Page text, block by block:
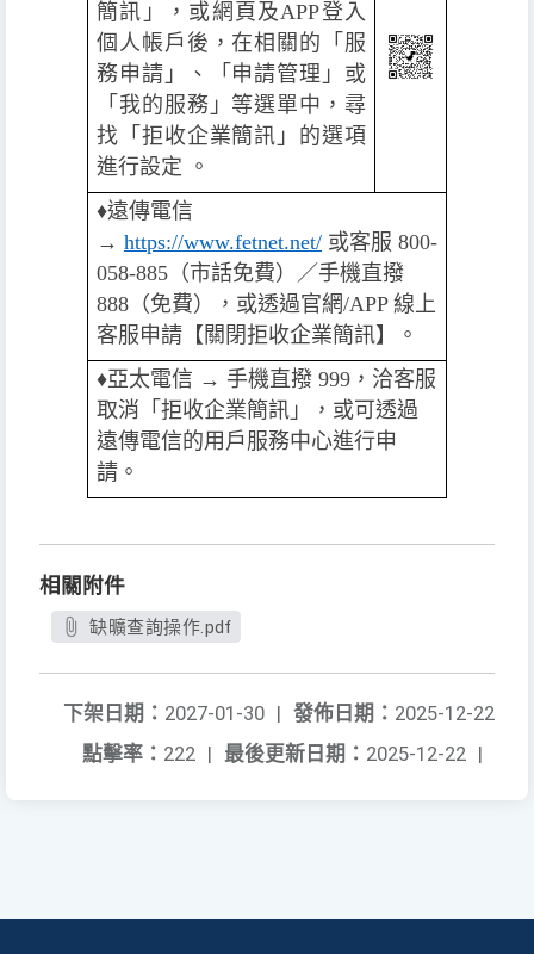
簡訊」，或網頁及APP登入
個人帳戶後，在相關的「服
務申請」、「申請管理」或
「我的服務」等選單中，尋
找「拒收企業簡訊」的選項
進行設定 。
♦️遠傳電信
→ https://www.fetnet.net/ 或客服 800-
058-885（市話免費）／手機直撥
888（免費），或透過官網/APP 線上
客服申請【關閉拒收企業簡訊】。
♦️️亞太電信 → 手機直撥 999，洽客服
取消「拒收企業簡訊」，或可透過
遠傳電信的用戶服務中心進行申
請。
相關附件
缺曠查詢操作.pdf
發佈日期： 2025-12-22
下架日期： 2027-01-30 |
最後更新日期： 2025-12-22 |
點擊率： 222 |